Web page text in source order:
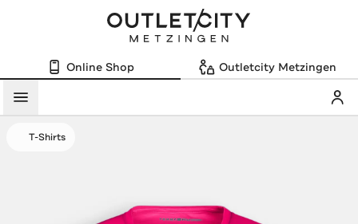
Online Shop Outletcity Metzingen
Menü
T-Shirts